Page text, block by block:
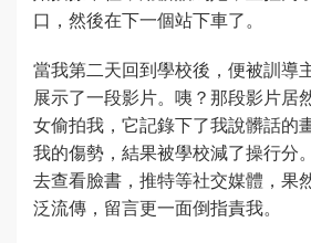
口，然後在下一個站下車了。
當我第二天回到學校後，便被訓導
展示了一段影片。咦？那段影片居
女偷拍我，它記錄下了我說髒話的
我的傷勢，結果被學校減了操行分
去查看臉書，推特等社交媒體，果
泛流傳，留言更一面倒指責我。